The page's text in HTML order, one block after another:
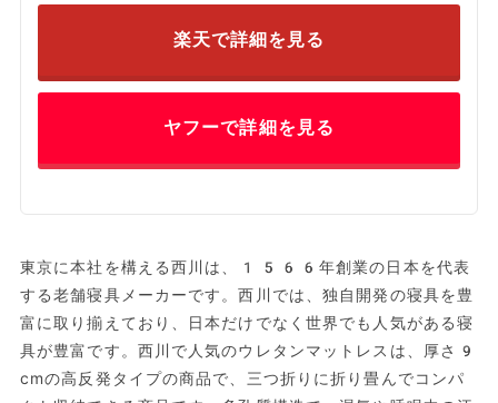
楽天で詳細を見る
ヤフーで詳細を見る
東京に本社を構える西川は、1566年創業の日本を代表
する老舗寝具メーカーです。西川では、独自開発の寝具を豊
富に取り揃えており、日本だけでなく世界でも人気がある寝
具が豊富です。西川で人気のウレタンマットレスは、厚さ9
cmの高反発タイプの商品で、三つ折りに折り畳んでコンパ